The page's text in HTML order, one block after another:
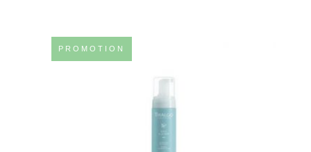
PROMOTION